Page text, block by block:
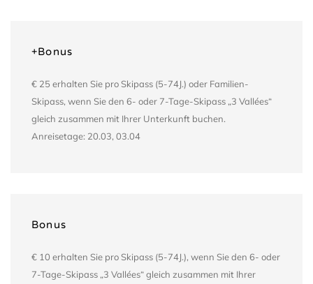
+Bonus
€ 25 erhalten Sie pro Skipass (5-74J.) oder Familien-
Skipass, wenn Sie den 6- oder 7-Tage-Skipass „3 Vallées“
gleich zusammen mit Ihrer Unterkunft buchen.
Anreisetage: 20.03, 03.04
Bonus
€ 10 erhalten Sie pro Skipass (5-74J.), wenn Sie den 6- oder
7-Tage-Skipass „3 Vallées“ gleich zusammen mit Ihrer